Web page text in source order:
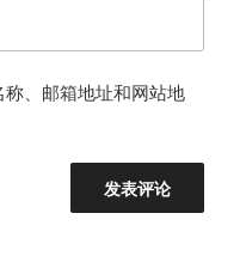
、邮箱地址和网站地